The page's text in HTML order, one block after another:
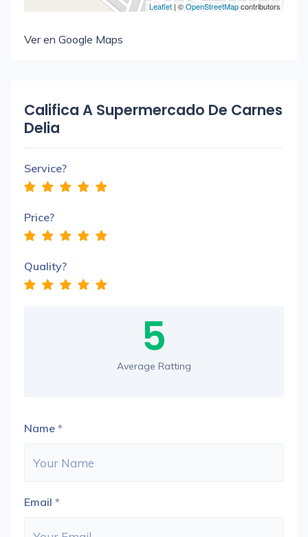
Leaflet | ©OpenStreetMapcontributors
Ver en Google Maps
Califica A Supermercado De Carnes
Delia
Service?
Price?
Quality?
5
Average Ratting
Name *
Email *